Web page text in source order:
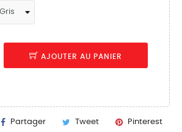
AJOUTER AU PANIER
Partager Tweet Pinterest